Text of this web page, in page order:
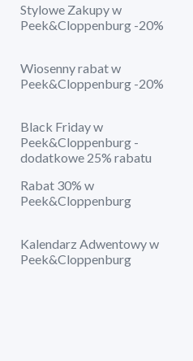
Stylowe Zakupy w
Peek&Cloppenburg -20%
Wiosenny rabat w
Peek&Cloppenburg -20%
Black Friday w
Peek&Cloppenburg -
dodatkowe 25% rabatu
Rabat 30% w
Peek&Cloppenburg
Kalendarz Adwentowy w
Peek&Cloppenburg